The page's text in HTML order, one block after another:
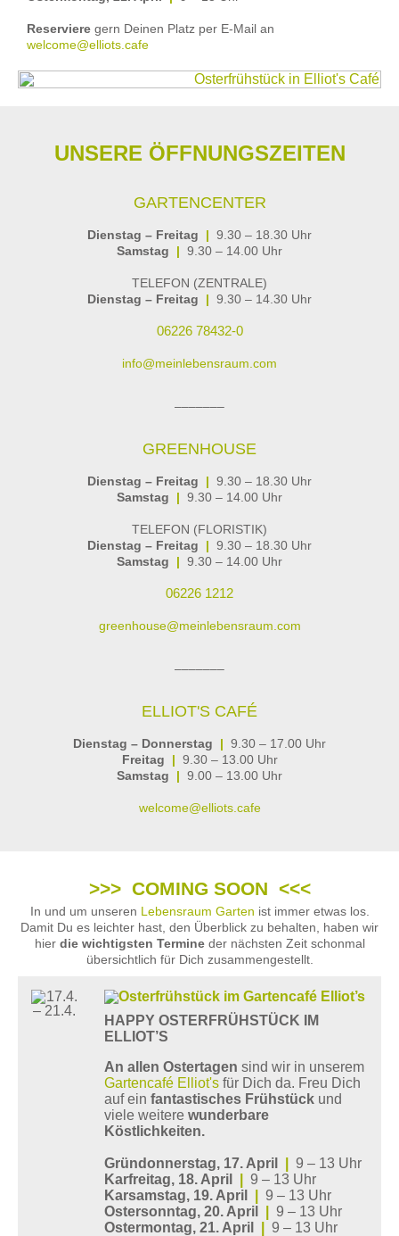
Reserviere gern Deinen Platz per E-Mail an
welcome@elliots.cafe
UNSERE ÖFFNUNGSZEITEN
GARTENCENTER
Dienstag – Freitag | 9.30 – 18.30 Uhr
Samstag | 9.30 – 14.00 Uhr
TELEFON (ZENTRALE)
Dienstag – Freitag | 9.30 – 14.30 Uhr
06226 78432-0
info@meinlebensraum.com
–––––––
GREENHOUSE
Dienstag – Freitag | 9.30 – 18.30 Uhr
Samstag | 9.30 – 14.00 Uhr
TELEFON (FLORISTIK)
Dienstag – Freitag | 9.30 – 18.30 Uhr
Samstag | 9.30 – 14.00 Uhr
06226 1212
greenhouse@meinlebensraum.com
–––––––
ELLIOT'S CAFÉ
Dienstag – Donnerstag | 9.30 – 17.00 Uhr
Freitag | 9.30 – 13.00 Uhr
Samstag | 9.00 – 13.00 Uhr
welcome@elliots.cafe
>>> COMING SOON <<<
In und um unseren Lebensraum Garten ist immer etwas los.
Damit Du es leichter hast, den Überblick zu behalten, haben wir
hier die wichtigsten Termineder nächsten Zeit schonmal
übersichtlich für Dich zusammengestellt.
HAPPY OSTERFRÜHSTÜCK IM
ELLIOT’S
An allen Ostertagen sind wir in unserem
Gartencafé Elliot's für Dich da. Freu Dich
auf ein fantastisches Frühstück und
viele weitere wunderbare
Köstlichkeiten.
Gründonnerstag, 17. April
9 – 13 Uhr
Karfreitag, 18. April
9 – 13 Uhr
Karsamstag, 19. April
9 – 13 Uhr
Ostersonntag, 20. April
9 – 13 Uhr
Ostermontag, 21. April
9 – 13 Uhr